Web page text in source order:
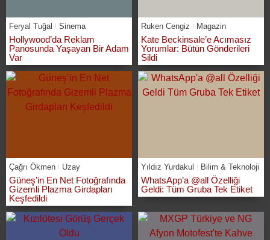
Feryal Tuğal Sinema
Hollywood’da Reklam
Panosunda Yaşayan Bir Adam
Var
Ruken Cengiz Magazin
Kate Beckinsale’e Acımasız
Yorumlar: Bütün Gönderileri
Sildi
Çağrı Ökmen Uzay
Güneş’in En Net Fotoğrafında
Gizemli Plazma Girdapları
Keşfedildi
Yıldız Yurdakul Bilim & Teknoloji
WhatsApp’a @all Özelliği
Geldi: Tüm Gruba Tek Etiket